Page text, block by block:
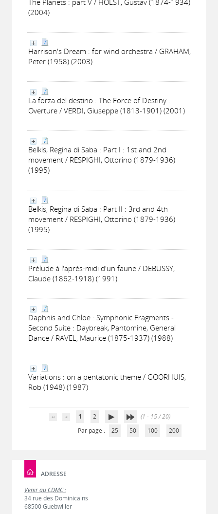
The Planets : part V / HOLST, Gustav (1874-1934)
(2004)
Harrison's Dream : for wind orchestra / GRAHAM,
Peter (1958) (2003)
La forza del destino : The Force of Destiny :
Overture / VERDI, Giuseppe (1813-1901) (2001)
Belkis, Regina di Saba : Part I : 1st and 2nd
movement / RESPIGHI, Ottorino (1879-1936)
(1995)
Belkis, Regina di Saba : Part II : 3rd and 4th
movement / RESPIGHI, Ottorino (1879-1936)
(1995)
Prélude à l'après-midi d'un faune / DEBUSSY,
Claude (1862-1918) (1991)
Daphnis and Chloe : Symphonic Fragments -
Second Suite : Daybreak, Pantomine, General
Dance / RAVEL, Maurice (1875-1937) (1988)
Variations : on a pentatonic theme / GOORHUIS,
Rob (1948) (1987)
1 2
(1 - 15 / 20)
Par page :
25 50 100 200
ADRESSE
Venir au CDMC :
34 rue des Dominicains
68500 Guebwiller